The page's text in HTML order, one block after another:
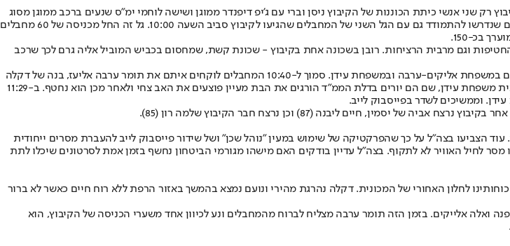
כוחות ראשונים של צה"ל לקיבוץ בשעה 13:15, לוחמים בתוך הקיבוץ רק שני אנשי כיתת הכוננות של הקיבוץ ניסן וברי עם ג'יפ דיפנדר ממוגן ושישה לוחמי ימ"ס שנעים ברכב ממוגן מסוג
זאב עם חרכי ירי, דבר שהתגלה כאפקטיבי מאוד לירי תוך כדי תנועה בקיבוץ. שמונה לוחמים על שני כלים שנדרשו להתמודד גם עם הגל השני של המחבלים שהגיעו לקיבוץ סביב השעה 10:00. גל זה החל מכניסה של 60 מחבלים
בכ-150.
החטיפות וגם מרבית הרציחות. רובן בשכונה אחת בקיבוץ - שכונת קשת, שמחסום בכביש המוביל אליה גרם לכך שרכב
בשעות אלו גם צולמו מספר שידורי "פייסבוק לייב", שזכורים לכולנו שעשו המחבלים מהטלפונים האישיים במשפחת אליקים-ערבה ובמשפחת עידן. סמוך ל-10:40 המחבלים לוקחים איתם את תומר ערבה אליעז, בנה של דקלה
ומאלצים אותו לדפוק על דלתות השכנים ולבקש מהם לצאת. כך בביתה של אלמה אברהם ולאחר מכן בבית משפחת עידן, שם הם יורים בדלת הממ"ד הורגים את הבת מעיין פוצעים את האב צחי ולאחר מכן הוא נחטף. ב-11:29
חיים ליבנה (87) וכן נרצח חבר הקיבוץ שלמה רון (85).
הצביעו בצה"ל על כך שהפרקטיקה של שימוש במעין "נוהל שכן" ושל שידור פייסבוק לייב להעברת מסרים ייחודית
לחיל האוויר לא לתקוף. בצה"ל עדיין בודקים האם מישהו מגורמי הביטחון נחשף בזמן אמת לסרטונים שיכלו לתת
לחלון האחורי של המכונית. דקלה נהרגת מהירי ונועם נמצא בהמשך באזור הרפת ללא רוח חיים כאשר לא ברור
דפנה ואלה אלייקים. בזמן הזה תומר ערבה מצליח לברוח מהמחבלים ונע לכיוון אחד משערי הכניסה של הקיבוץ, הוא